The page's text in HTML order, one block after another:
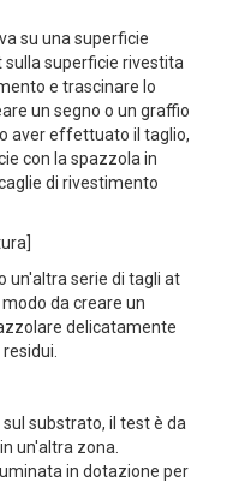
su una superficie
sulla superficie rivestita
e trascinare lo
un segno o un graffio
aver effettuato il taglio,
con la spazzola in
di rivestimento
un'altra serie di tagli at
da creare un
delicatamente
substrato, il test è da
un'altra zona.
in dotazione per